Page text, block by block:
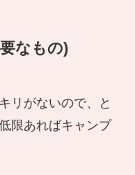
なもの)
リがないので、と
限あればキャンプ